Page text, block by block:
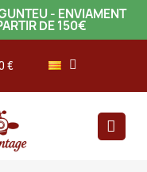
- ENVIAMENT
DE 150€
€